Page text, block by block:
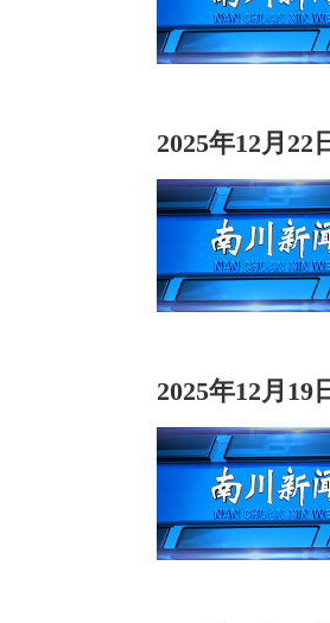
2025年12月22
2025年12月19